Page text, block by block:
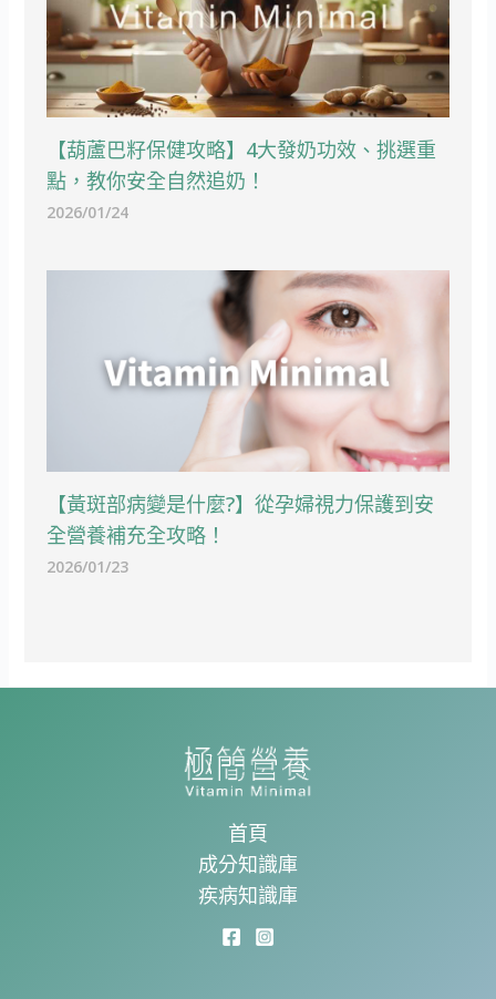
【葫蘆巴籽保健攻略】4大發奶功效、挑選重
點，教你安全自然追奶！
2026/01/24
【黃斑部病變是什麼?】從孕婦視力保護到安
全營養補充全攻略！
2026/01/23
首頁
成分知識庫
疾病知識庫